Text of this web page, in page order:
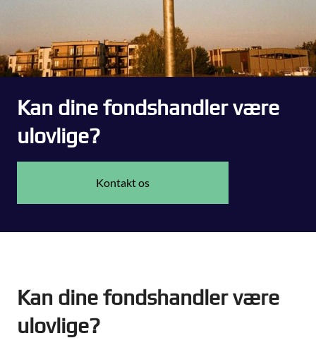
Kan dine fondshandler være
ulovlige?
Kontakt os
Kan dine fondshandler være
ulovlige?